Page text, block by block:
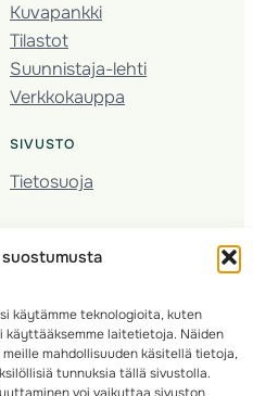
suostumusta
käytämme teknologioita, kuten
laitetietoja. Näiden
mahdollisuuden käsitellä tietoja,
tunnuksia tällä sivustolla.
Kuvapankki
Tilastot
Suunnistaja-lehti
Verkkokauppa
SIVUSTO
Tietosuoja